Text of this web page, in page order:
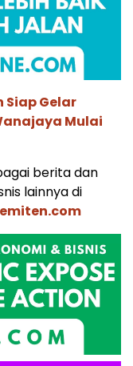
Siap Gelar
Mulai
berita dan
lainnya di